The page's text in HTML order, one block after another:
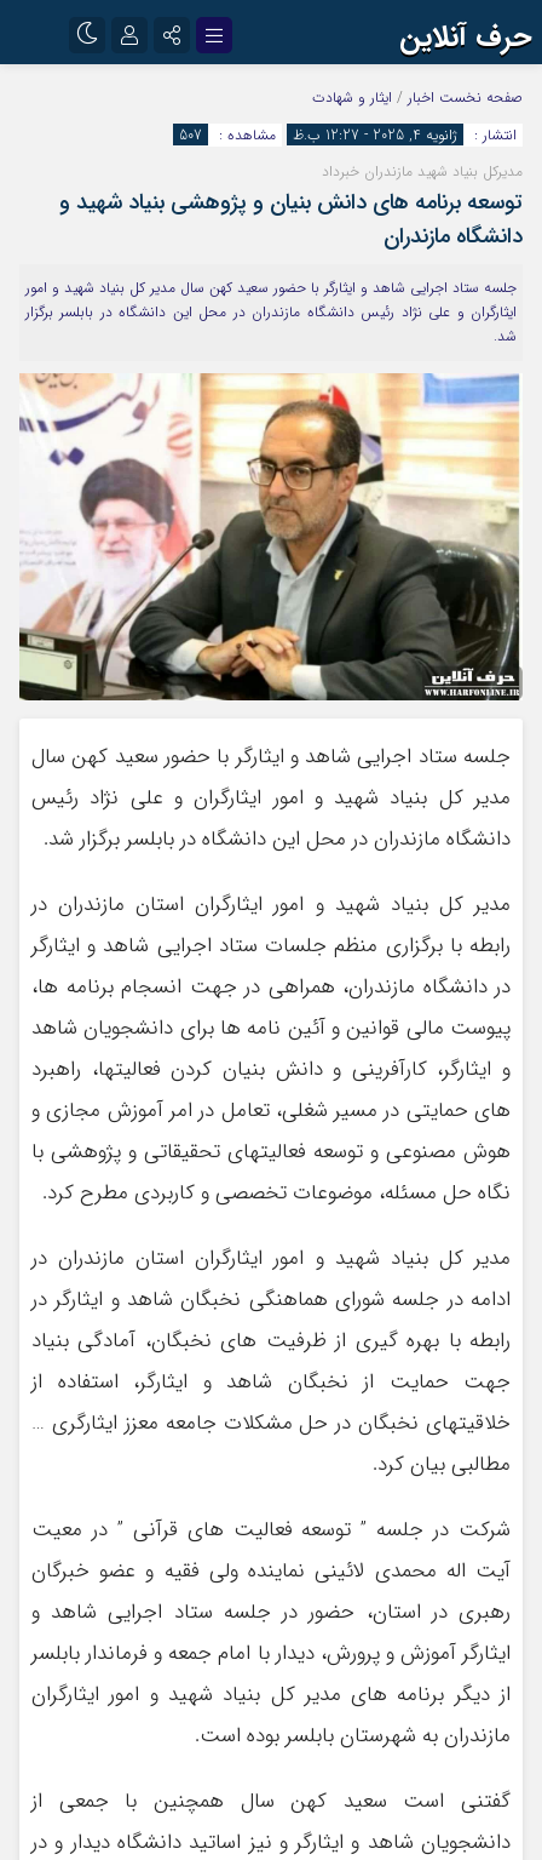
حرف آنلاین
اینستاگرام
آپارات
رمز عبور
مرا به خاطر بسپار
صفحه نخست اخبار / ایثار و شهادت
انتشار :
ژانویه 4, 2025 - 12:27 ب.ظ مشاهده :
507
مدیرکل بنیاد شهید مازندران خبرداد
توسعه برنامه های دانش بنیان و پژوهشی بنیاد شهید و
دانشگاه مازندران
جلسه ستاد اجرایی شاهد و ایثارگر با حضور سعید کهن سال مدیر کل بنیاد شهید و امور
ایثارگران و علی نژاد رئیس دانشگاه مازندران در محل این دانشگاه در بابلسر برگزار
شد.
جلسه ستاد اجرایی شاهد و ایثارگر با حضور سعید کهن سال
مدیر کل بنیاد شهید و امور ایثارگران و علی نژاد رئیس
دانشگاه مازندران در محل این دانشگاه در بابلسر برگزار شد.
مدیر کل بنیاد شهید و امور ایثارگران استان مازندران در
رابطه با برگزاری منظم جلسات ستاد اجرایی شاهد و ایثارگر
در دانشگاه مازندران، همراهی در جهت انسجام برنامه ها،
پیوست مالی قوانین و آئین نامه ها برای دانشجویان شاهد
و ایثارگر، کارآفرینی و دانش بنیان کردن فعالیتها، راهبرد
های حمایتی در مسیر شغلی، تعامل در امر آموزش مجازی و
هوش مصنوعی و توسعه فعالیتهای تحقیقاتی و پژوهشی با
نگاه حل مسئله، موضوعات تخصصی و کاربردی مطرح کرد.
مدیر کل بنیاد شهید و امور ایثارگران استان مازندران در
ادامه در جلسه شورای هماهنگی نخبگان شاهد و ایثارگر در
رابطه با بهره گیری از ظرفیت‌ های نخبگان، آمادگی بنیاد
جهت حمایت از نخبگان شاهد و ایثارگر، استفاده از
خلاقیتهای نخبگان در حل مشکلات جامعه معزز ایثارگری …
مطالبی بیان کرد.
شرکت در جلسه ” توسعه فعالیت های قرآنی ” در معیت
آیت اله محمدی لائینی نماینده ولی فقيه و عضو خبرگان
رهبری در استان، حضور در جلسه ستاد اجرایی شاهد و
ایثارگر آموزش و پرورش، دیدار با امام جمعه و فرماندار بابلسر
از دیگر برنامه های مدیر کل بنیاد شهید و امور ایثارگران
مازندران به شهرستان بابلسر بوده است.
گفتنی است سعید کهن‌ سال همچنین با جمعی از
دانشجویان شاهد و ایثارگر و نیز اساتید دانشگاه دیدار و در